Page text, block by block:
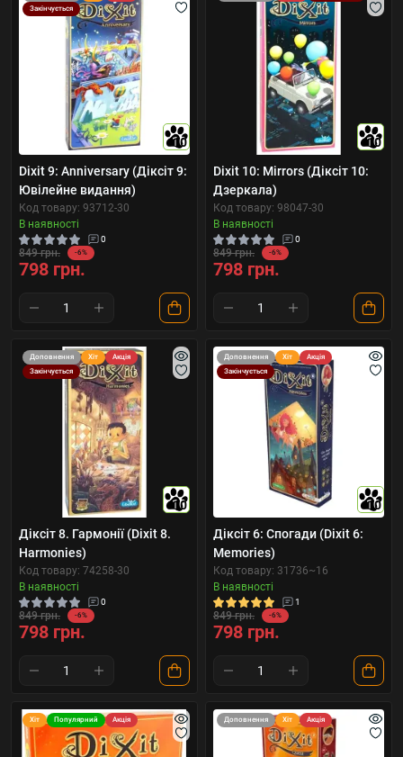
Закінчується
10
Dixit 9: Anniversary (Діксіт 9:
Ювілейне видання)
Код товару: 93712-30
В наявності
0
849 грн. -6%
798 грн.
10
Dixit 10: Mirrors (Діксіт 10:
Дзеркала)
Код товару: 98047-30
В наявності
0
849 грн. -6%
798 грн.
Доповнення Хіт
Акція
Закінчується
10
Діксіт 8. Гармонії (Dixit 8.
Harmonies)
Код товару: 74258-30
В наявності
0
849 грн. -6%
798 грн.
Доповнення Хіт
Акція
Закінчується
10
Діксіт 6: Спогади (Dixit 6:
Memories)
Код товару: 31736~16
В наявності
1
849 грн. -6%
798 грн.
Хіт Популярний Акція Доповнення Хіт Акція